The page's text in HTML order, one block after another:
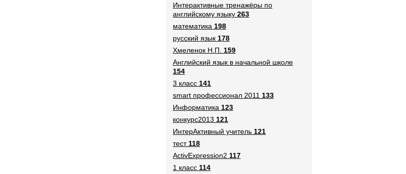
Интерактивные тренажёры по
английскому языку 263
математика 198
русский язык 178
Хмеленок Н.П.
159
Английский язык в начальной школе
154
3 класс 141
smart профессионал 2011 133
Информатика 123
конкурс2013 121
ИнтерАктивный учитель 121
тест118
ActivExpression2 117
1 класс 114